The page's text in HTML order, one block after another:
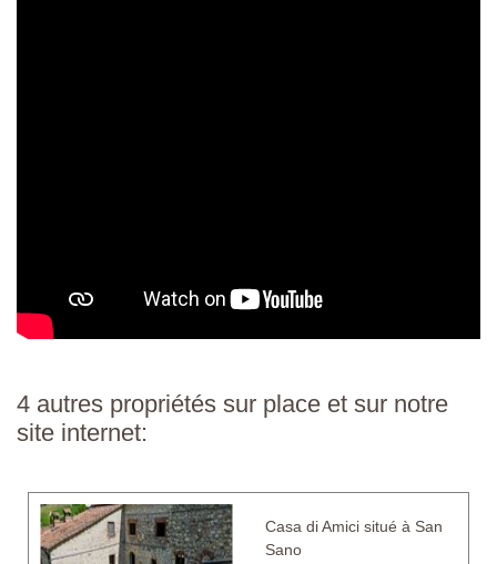
4 autres propriétés sur place et sur notre
site internet:
Casa di Amici situé à San
Sano